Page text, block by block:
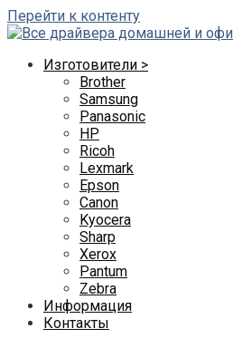
Перейти к контенту
Изготовители >
Brother
Samsung
Panasonic
HP
Ricoh
Lexmark
Epson
Canon
Kyocera
Sharp
Xerox
Pantum
Zebra
Информация
Контакты